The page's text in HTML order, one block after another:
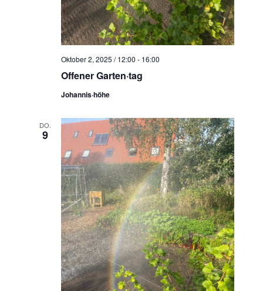
Offener Garten·tag
Oktober 2, 2025 / 12:00 - 16:00
Johannis·höhe
DO.
9